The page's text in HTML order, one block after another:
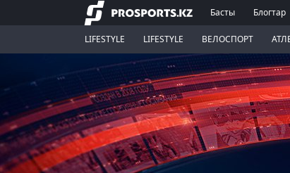
Басты Блогтар
LIFESTYLE LIFESTYLE ВЕЛОСПОРТ